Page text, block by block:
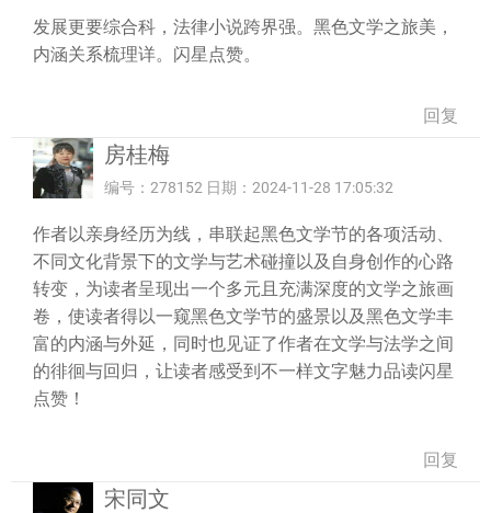
发展更要综合科，法律小说跨界强。黑色文学之旅美，
内涵关系梳理详。闪星点赞。
回复
房桂梅
编号：278152 日期：2024-11-28 17:05:32
作者以亲身经历为线，串联起黑色文学节的各项活动、
不同文化背景下的文学与艺术碰撞以及自身创作的心路
转变，为读者呈现出一个多元且充满深度的文学之旅画
卷，使读者得以一窥黑色文学节的盛景以及黑色文学丰
富的内涵与外延，同时也见证了作者在文学与法学之间
的徘徊与回归，让读者感受到不一样文字魅力品读闪星
点赞！
回复
宋同文